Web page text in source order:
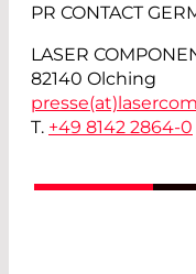
PR CONTACT
LASER
82140 Olching
presse(at)
T. +49 8142 2864-0